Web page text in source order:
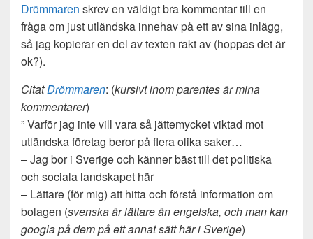
Drömmaren skrev en väldigt bra kommentar till en
fråga om just utländska innehav på ett av sina inlägg,
så jag kopierar en del av texten rakt av (hoppas det är
ok?).
CitatDrömmaren: (kursivt inom parentes är mina
kommentarer)
” Varför jag inte vill vara så jättemycket viktad mot
utländska företag beror på flera olika saker…
– Jag bor i Sverige och känner bäst till det politiska
och sociala landskapet här
– Lättare (för mig) att hitta och förstå information om
bolagen (svenska är lättare än engelska, och man kan
googla på dem på ett annat sätt här i Sverige)